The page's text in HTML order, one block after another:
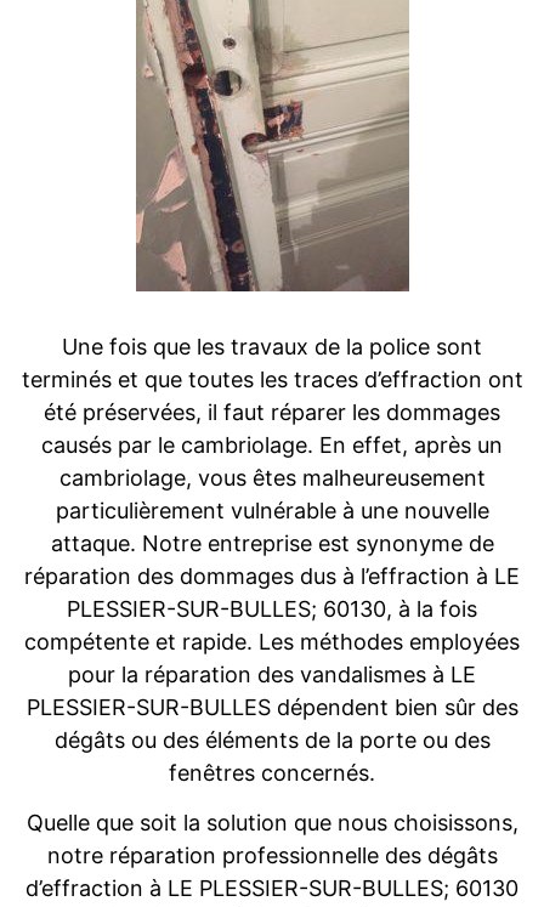
Une fois que les travaux de la police sont
terminés et que toutes les traces d’effraction ont
été préservées, il faut réparer les dommages
causés par le cambriolage. En effet, après un
cambriolage, vous êtes malheureusement
particulièrement vulnérable à une nouvelle
attaque. Notre entreprise est synonyme de
réparation des dommages dus à l’effraction à LE
PLESSIER-SUR-BULLES; 60130, à la fois
compétente et rapide. Les méthodes employées
pour la réparation des vandalismes à LE
PLESSIER-SUR-BULLES dépendent bien sûr des
dégâts ou des éléments de la porte ou des
fenêtres concernés.
Quelle que soit la solution que nous choisissons,
notre réparation professionnelle des dégâts
d’effraction à LE PLESSIER-SUR-BULLES; 60130